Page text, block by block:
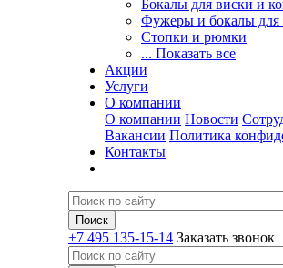
Бокалы для виски и
Фужеры и бокалы для
Стопки и рюмки
... Показать все
Акции
Услуги
О компании
О компании Новости
Вакансии Политика
Контакты
+7 495 135-15-14 Заказать звонок